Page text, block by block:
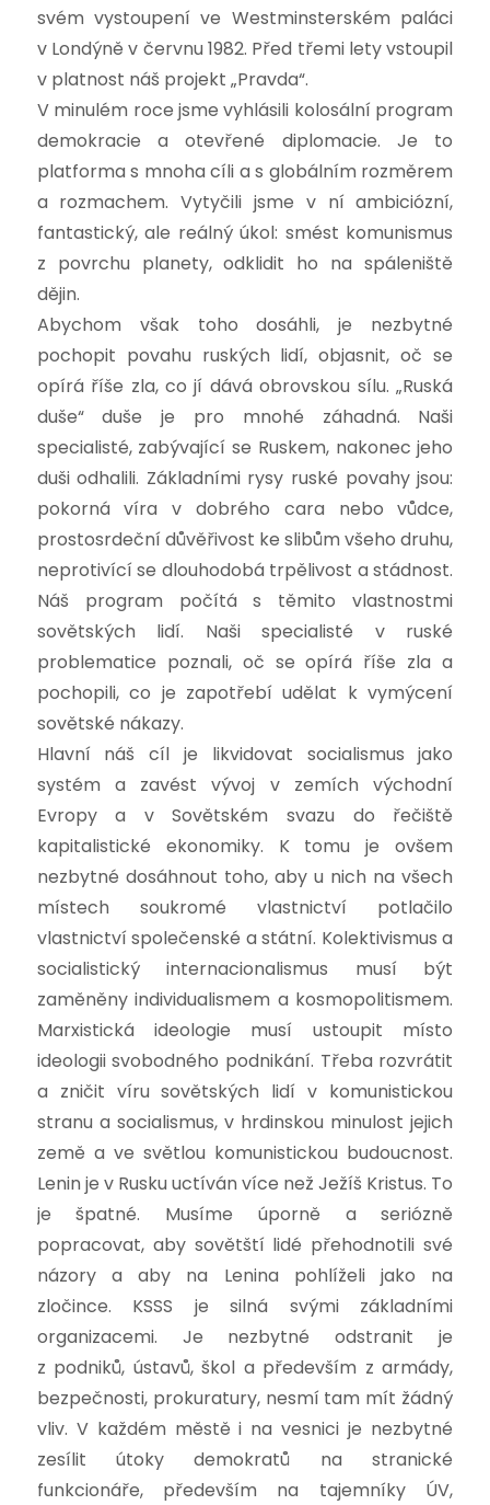
svém vystoupení ve Westminsterském paláci
v Londýně v červnu 1982. Před třemi lety vstoupil
v platnost náš projekt „Pravda“.
V minulém roce jsme vyhlásili kolosální program
demokracie a otevřené diplomacie. Je to
platforma s mnoha cíli a s globálním rozměrem
a rozmachem. Vytyčili jsme v ní ambiciózní,
fantastický, ale reálný úkol: smést komunismus
z povrchu planety, odklidit ho na spáleniště
dějin.
Abychom však toho dosáhli, je nezbytné
pochopit povahu ruských lidí, objasnit, oč se
opírá říše zla, co jí dává obrovskou sílu. „Ruská
duše“ duše je pro mnohé záhadná. Naši
specialisté, zabývající se Ruskem, nakonec jeho
duši odhalili. Základními rysy ruské povahy jsou:
pokorná víra v dobrého cara nebo vůdce,
prostosrdeční důvěřivost ke slibům všeho druhu,
neprotivící se dlouhodobá trpělivost a stádnost.
Náš program počítá s těmito vlastnostmi
sovětských lidí. Naši specialisté v ruské
problematice poznali, oč se opírá říše zla a
pochopili, co je zapotřebí udělat k vymýcení
sovětské nákazy.
Hlavní náš cíl je likvidovat socialismus jako
systém a zavést vývoj v zemích východní
Evropy a v Sovětském svazu do řečiště
kapitalistické ekonomiky. K tomu je ovšem
nezbytné dosáhnout toho, aby u nich na všech
místech soukromé vlastnictví potlačilo
vlastnictví společenské a státní. Kolektivismus a
socialistický internacionalismus musí být
zaměněny individualismem a kosmopolitismem.
Marxistická ideologie musí ustoupit místo
ideologii svobodného podnikání. Třeba rozvrátit
a zničit víru sovětských lidí v komunistickou
stranu a socialismus, v hrdinskou minulost jejich
země a ve světlou komunistickou budoucnost.
Lenin je v Rusku uctíván více než Ježíš Kristus. To
je špatné. Musíme úporně a seriózně
popracovat, aby sovětští lidé přehodnotili své
názory a aby na Lenina pohlíželi jako na
zločince. KSSS je silná svými základními
organizacemi. Je nezbytné odstranit je
z podniků, ústavů, škol a především z armády,
bezpečnosti, prokuratury, nesmí tam mít žádný
vliv. V každém městě i na vesnici je nezbytné
zesílit útoky demokratů na stranické
funkcionáře, především na tajemníky ÚV,